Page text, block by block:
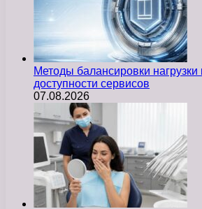
Методы балансировки
доступности сервисов
07.08.2026